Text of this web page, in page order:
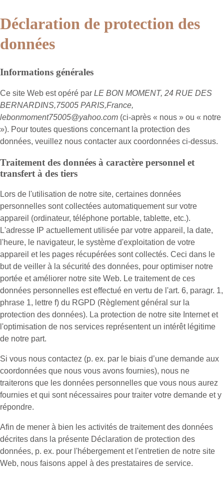
Déclaration de protection des
données
Informations générales
Ce site Web est opéré par LE BON MOMENT, 24 RUE DES
BERNARDINS,75005 PARIS,France,
lebonmoment75005@yahoo.com (ci-après « nous » ou « notre
»). Pour toutes questions concernant la protection des
données, veuillez nous contacter aux coordonnées ci-dessus.
Traitement des données à caractère personnel et
transfert à des tiers
Lors de l'utilisation de notre site, certaines données
personnelles sont collectées automatiquement sur votre
appareil (ordinateur, téléphone portable, tablette, etc.).
L'adresse IP actuellement utilisée par votre appareil, la date,
l'heure, le navigateur, le système d'exploitation de votre
appareil et les pages récupérées sont collectés. Ceci dans le
but de veiller à la sécurité des données, pour optimiser notre
portée et améliorer notre site Web. Le traitement de ces
données personnelles est effectué en vertu de l'art. 6, paragr. 1,
phrase 1, lettre f) du RGPD (Règlement général sur la
protection des données). La protection de notre site Internet et
l'optimisation de nos services représentent un intérêt légitime
de notre part.
Si vous nous contactez (p. ex. par le biais d’une demande aux
coordonnées que nous vous avons fournies), nous ne
traiterons que les données personnelles que vous nous aurez
fournies et qui sont nécessaires pour traiter votre demande et y
répondre.
Afin de mener à bien les activités de traitement des données
décrites dans la présente Déclaration de protection des
données, p. ex. pour l'hébergement et l'entretien de notre site
Web, nous faisons appel à des prestataires de service.